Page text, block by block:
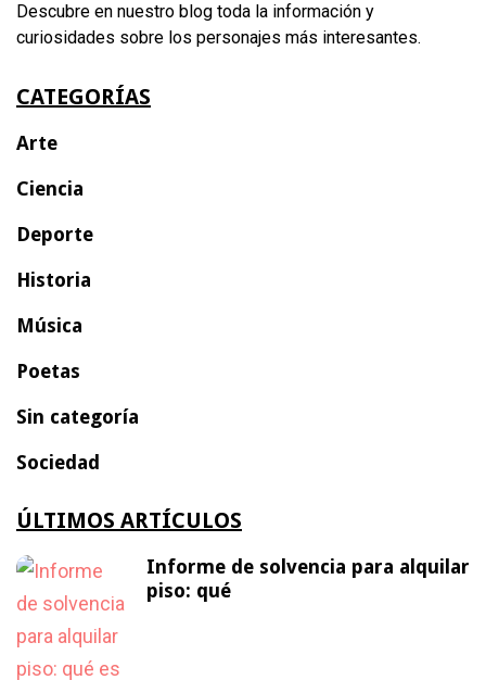
Descubre en nuestro blog toda la información y
curiosidades sobre los personajes más interesantes.
CATEGORÍAS
Arte
Ciencia
Deporte
Historia
Música
Poetas
Sin categoría
Sociedad
ÚLTIMOS ARTÍCULOS
Informe de solvencia para alquilar
piso: qué